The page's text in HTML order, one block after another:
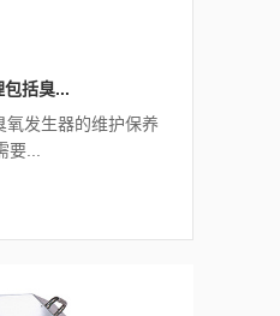
包括臭...
氧发生器的维护保养
要...